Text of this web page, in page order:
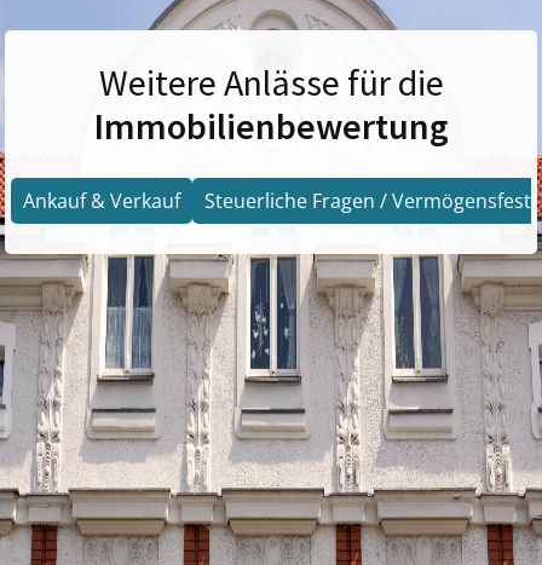
Weitere Anlässe für die
Immobilienbewertung
Ankauf & Verkauf Steuerliche Fragen /